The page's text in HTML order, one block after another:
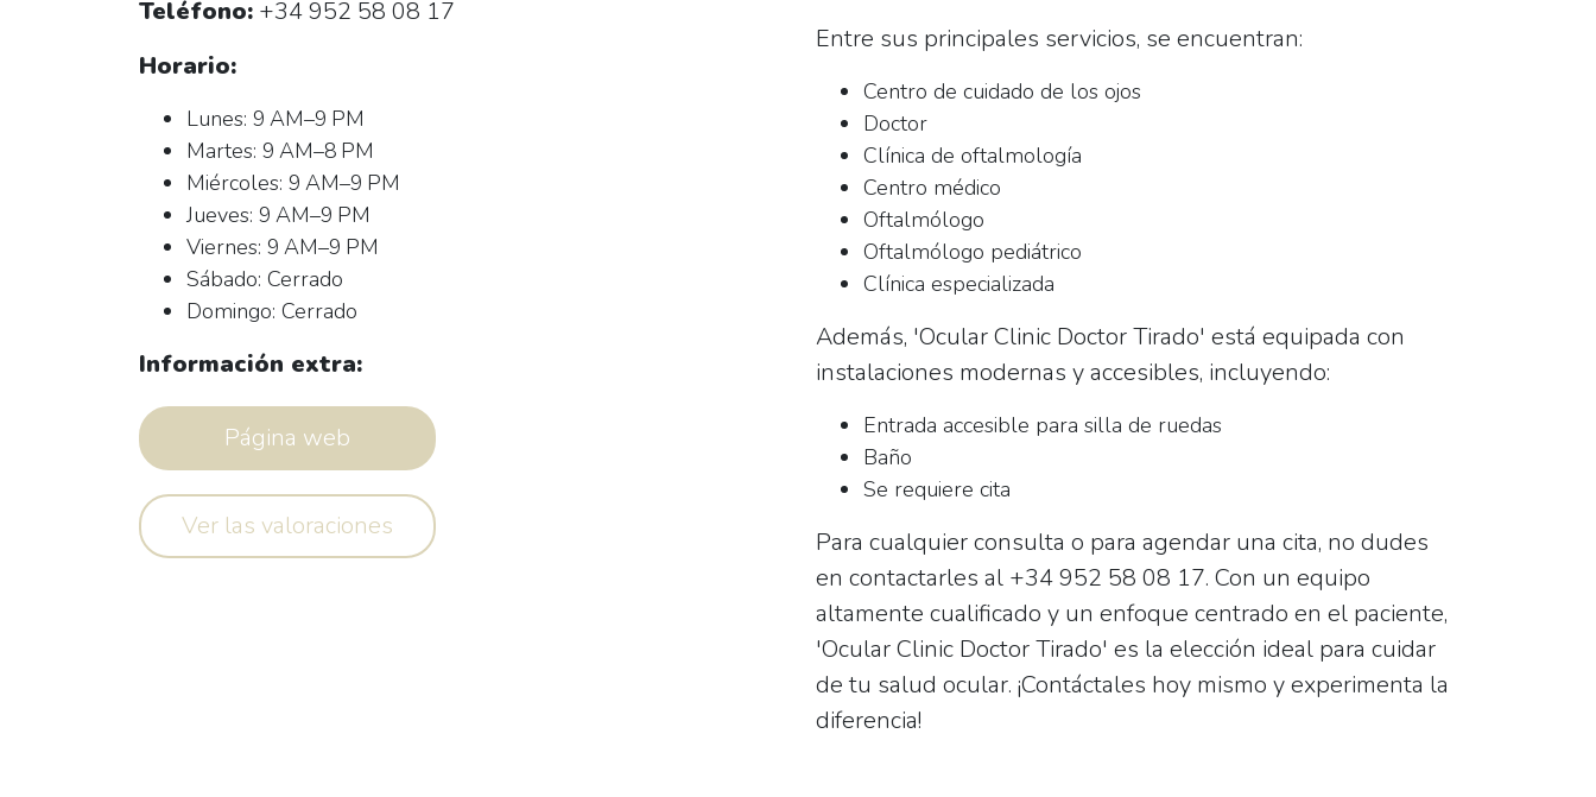
Teléfono: +34 952 58 08 17
Horario:
Lunes: 9 AM–9 PM
Martes: 9 AM–8 PM
Miércoles: 9 AM–9 PM
Jueves: 9 AM–9 PM
Viernes: 9 AM–9 PM
Sábado: Cerrado
Domingo: Cerrado
Información extra:
Página web
Ver las valoraciones
Entre sus principales servicios, se encuentran:
Centro de cuidado de los ojos
Doctor
Clínica de oftalmología
Centro médico
Oftalmólogo
Oftalmólogo pediátrico
Clínica especializada
Además, 'Ocular Clinic Doctor Tirado' está equipada con
instalaciones modernas y accesibles, incluyendo:
Entrada accesible para silla de ruedas
Baño
Se requiere cita
Para cualquier consulta o para agendar una cita, no dudes
en contactarles al +34 952 58 08 17. Con un equipo
altamente cualificado y un enfoque centrado en el paciente,
'Ocular Clinic Doctor Tirado' es la elección ideal para cuidar
de tu salud ocular. ¡Contáctales hoy mismo y experimenta la
diferencia!